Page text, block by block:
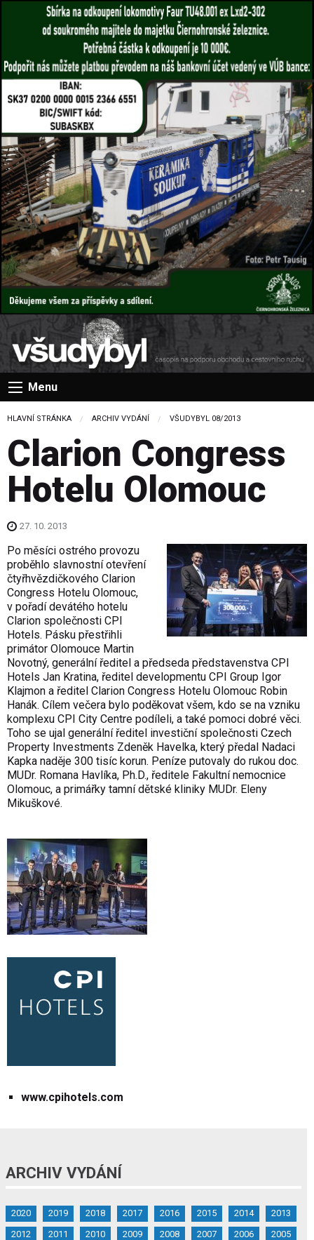
Menu
HLAVNÍ STRÁNKA ARCHIV VYDÁNÍ VŠUDYBYL 08/2013
Clarion Congress
Hotelu Olomouc
27. 10. 2013
Po měsíci ostrého provozu
proběhlo slavnostní otevření
čtyřhvězdičkového Clarion
Congress Hotelu Olomouc,
v pořadí devátého hotelu
Clarion společnosti CPI
Hotels. Pásku přestřihli
primátor Olomouce Martin
Novotný, generální ředitel a předseda představenstva CPI
Hotels Jan Kratina, ředitel developmentu CPI Group Igor
Klajmon a ředitel Clarion Congress Hotelu Olomouc Robin
Hanák. Cílem večera bylo poděkovat všem, kdo se na vzniku
komplexu CPI City Centre podíleli, a také pomoci dobré věci.
Toho se ujal generální ředitel investiční společnosti Czech
Property Investments Zdeněk Havelka, který předal Nadaci
Kapka naděje 300 tisíc korun. Peníze putovaly do rukou doc.
MUDr. Romana Havlíka, Ph.D., ředitele Fakultní nemocnice
Olomouc, a primářky tamní dětské kliniky MUDr. Eleny
Mikuškové.
www.cpihotels.com
ARCHIV VYDÁNÍ
2020 2019 2018 2017 2016 2015 2014
2013
2012
2011 2010 2009 2008 2007 2006
2005